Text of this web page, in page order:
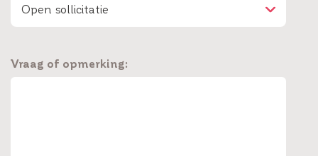
Open sollicitatie
Vraag of opmerking: